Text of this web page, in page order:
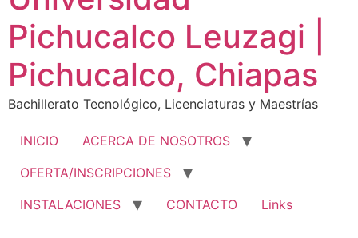
Pichucalco Leuzagi |
Pichucalco, Chiapas
Bachillerato Tecnológico, Licenciaturas y Maestrías
INICIO
ACERCA DE NOSOTROS
OFERTA/INSCRIPCIONES
INSTALACIONES
CONTACTO Links